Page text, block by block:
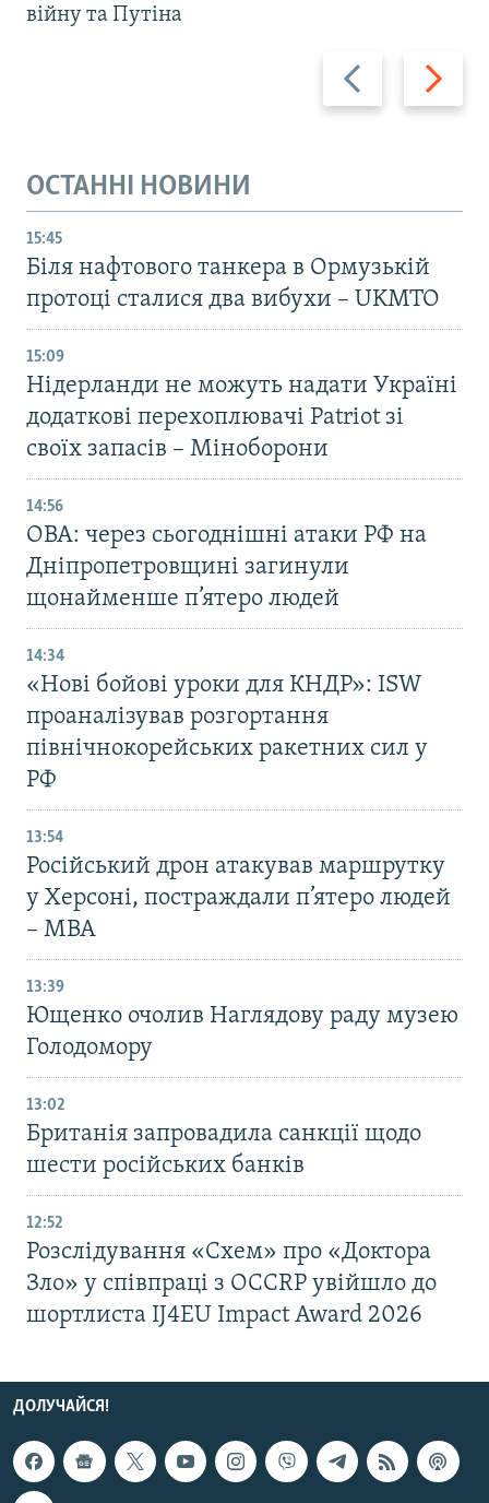
Назад Вперед
війну та Путіна
ОСТАННІ НОВИНИ
15:45
Біля нафтового танкера в Ормузькій
протоці сталися два вибухи – UKMTO
15:09
Нідерланди не можуть надати Україні
додаткові перехоплювачі Patriot зі
своїх запасів – Міноборони
14:56
ОВА: через сьогоднішні атаки РФ на
Дніпропетровщині загинули
щонайменше п’ятеро людей
14:34
«Нові бойові уроки для КНДР»: ISW
проаналізував розгортання
північнокорейських ракетних сил у
РФ
13:54
Російський дрон атакував маршрутку
у Херсоні, постраждали п’ятеро людей
– МВА
13:39
Ющенко очолив Наглядову раду музею
Голодомору
13:02
Британія запровадила санкції щодо
шести російських банків
12:52
Розслідування «Схем» про «Доктора
Зло» у співпраці з OCCRP увійшло до
шортлиста IJ4EU Impact Award 2026
ДОЛУЧАЙСЯ!